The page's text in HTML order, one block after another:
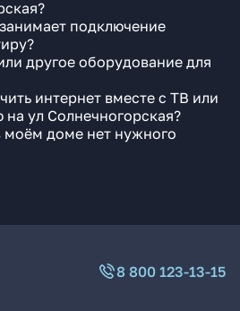
подключение
другое оборудование для
интернет вместе с ТВ или
ул Солнечногорская?
моём доме нет нужного
8 800 123-13-15